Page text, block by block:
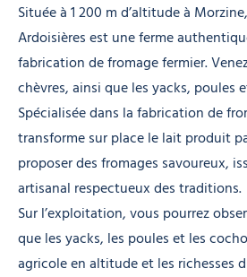
Située à 1 200 m d’altitude à
Ardoisières est une ferme
fabrication de fromage fermier.
chèvres, ainsi que les yacks, poules
Spécialisée dans la fabrication de
transforme sur place le lait produit
proposer des fromages savoureux,
artisanal respectueux des traditions.
Sur l’exploitation, vous pourrez
que les yacks, les poules et les
agricole en altitude et les richesses